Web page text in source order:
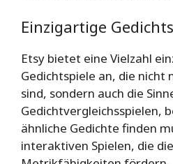
Einzigartige
Etsy bietet eine Vielzahl
Gedichtspiele an, die
sind, sondern auch die
Gedichtvergleichsspielen,
ähnliche Gedichte finden
interaktiven Spielen, die